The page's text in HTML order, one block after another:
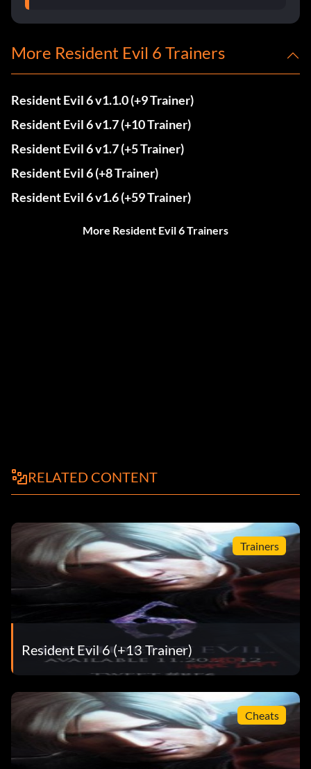
More Resident Evil 6 Trainers
Resident Evil 6 v1.1.0 (+9 Trainer)
Resident Evil 6 v1.7 (+10 Trainer)
Resident Evil 6 v1.7 (+5 Trainer)
Resident Evil 6 (+8 Trainer)
Resident Evil 6 v1.6 (+59 Trainer)
More Resident Evil 6 Trainers
RELATED CONTENT
Trainers
Resident Evil 6 (+13 Trainer)
Cheats